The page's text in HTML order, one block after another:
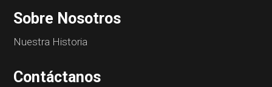
Sobre Nosotros
Nuestra Historia
Contáctanos